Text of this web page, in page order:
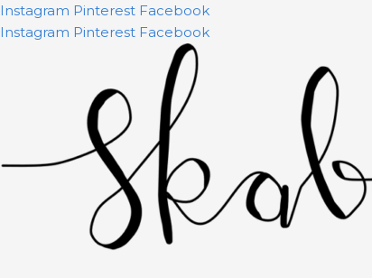
Gå
til
Instagram Pinterest Facebook
Instagram Pinterest Facebook